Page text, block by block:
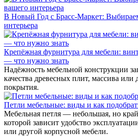
В Новый Год с Брасс-Маркет:
интерьера
Крепёжная фурнитура для мебели:
— что нужно знать
Надёжность мебельной конструкции
качества древесных плит, массива или
покрытия.
Петли мебельные: виды и как
Мебельная петля — небольшая, но
которой зависит удобство
или другой корпусной мебели.